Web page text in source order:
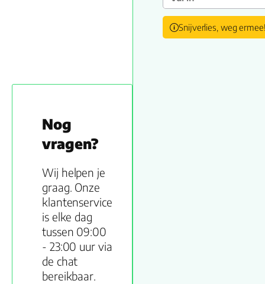
Nog
vragen?
Wij helpen je
graag. Onze
klantenservice
is elke dag
tussen 09:00
- 23:00 uur via
de chat
bereikbaar.
Snijverlies, weg